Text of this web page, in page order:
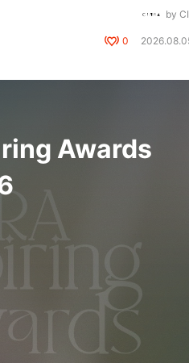
0
by
Awards